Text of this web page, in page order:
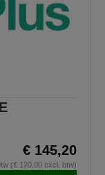
€ 145,20
(€ 120,00 excl. btw)